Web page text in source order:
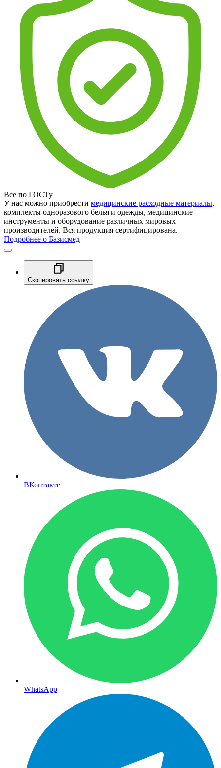
Все по ГОСТу
У нас можно приобрести медицинские расходные материалы,
комплекты одноразового белья и одежды, медицинские
инструменты и оборудование различных мировых
производителей. Вся продукция сертифицирована.
Подробнее о Базисмед
Скопировать ссылку
ВКонтакте
WhatsApp